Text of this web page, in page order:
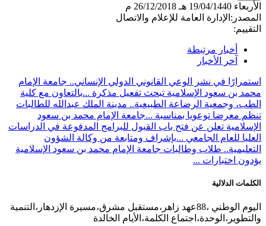
الأربعاء 19/04/1440 هـ
26/12/2018 م
المصدر: الإدارة العامة للإعلام والاتصال
التقييم:
أخبار مرتبطة
آخر الأخبار
استمرارًا في نشر الوعي القانوني الدولي الإنساني.. جامعة الإمام
محمد بن سعود الإسلامية تبحث تفعيل مذكرة ...بالتعاون مع كلية
الطب، وجمعية الرضاعة الطبيعية.. مدينة الملك عبدالله للطالبات
تنظم معرضا توعويا بمناسبة ...جامعة الإمام محمد بن سعود
الإسلامية تعلن عن فتح باب القبول للبرامج المدفوعة في الدراسات
العليا للعام الجامعي ...بإشراف ومتابعة من وكالة الشؤون
التعليمية.. طلاب وطالبات جامعة الإمام محمد بن سعود الإسلامية
يؤدون اختبارات ...
الكلمات الدلالية
اليوم الوطني ،88عهد زاهر،مستقبل مشرق،مسيرة الإزدهار،التنمية
والتطوير،الوحدة،اجتماع الكلمة،الأيام الخالدة